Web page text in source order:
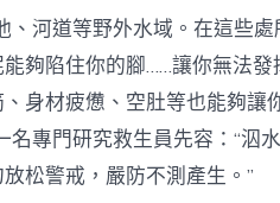
、河道等野外水域。在這些
夠陷住你的腳……讓你無法發
身材疲憊、空肚等也能夠讓
專門研究救生員先容：“泅
松警戒，嚴防不測產生。”